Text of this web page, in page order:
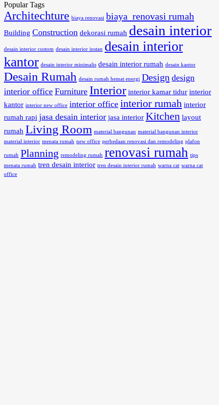
Popular Tags
Architechture biaya renovasi biaya renovasi rumah
Building Construction dekorasi rumah desain interior
desain interior custom desain interior instan desain interior
kantor desain interior minimalis desain interior rumah desain kantor
Desain Rumah desain rumah hemat energi Design design
interior office Furniture Interior interior kamar tidur interior
kantor interior new office interior office interior rumah interior
rumah rapi jasa desain interior jasa interior Kitchen layout
rumah Living Room material bangunan material bangunan interior
material interior menata rumah new office perbedaan renovasi dan remodeling plafon
rumah Planning remodeling rumah renovasi rumah tips
menata rumah tren desain interior tren desain interior rumah warna cat warna cat
office